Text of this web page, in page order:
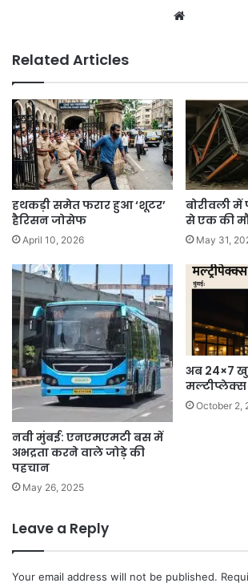
Related Articles
हथकड़ी समेत फरार हुआ ‘शूटर’
हैरिसन जोसेफ
April 10, 2026
बोरीवली में
से एक की
May 31,
नवी मुंबई: एनएमएमटी बस में
अभद्रता करने वाले जोड़े की
पहचान
May 26, 2025
अब 24×7
मल्टीप्लेक्स
October 2,
Leave a Reply
Your email address will not be published.